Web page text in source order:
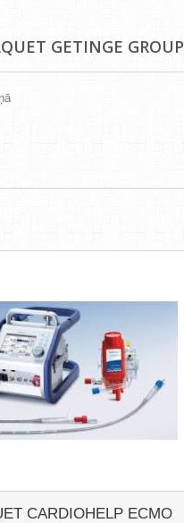
GETINGE GROUP
CARDIOHELP ECMO